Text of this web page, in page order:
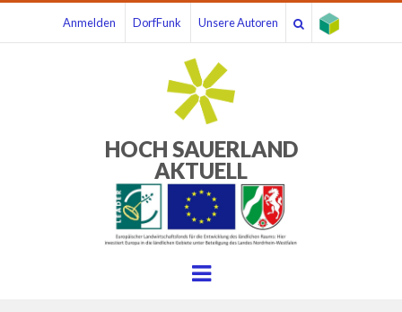
Anmelden DorfFunk Unsere Autoren
HOCH SAUERLAND
AKTUELL
Menu